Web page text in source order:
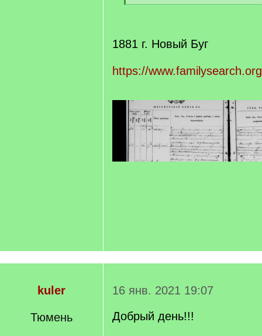
[
1881 г. Новый Буг
https://
kuler
Тюмень
16 янв. 2021 19:07
Добрый день!!!